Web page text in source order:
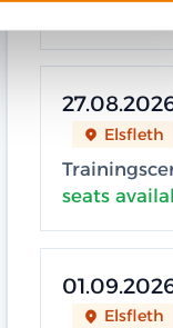
Elsfleth
seats
Elsfleth